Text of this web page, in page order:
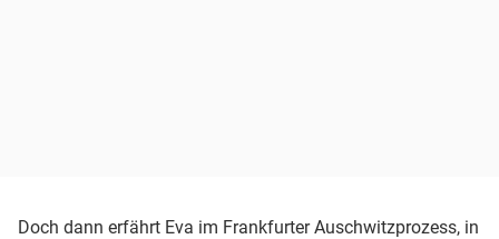
Doch dann erfährt Eva im Frankfurter Auschwitzprozess, in